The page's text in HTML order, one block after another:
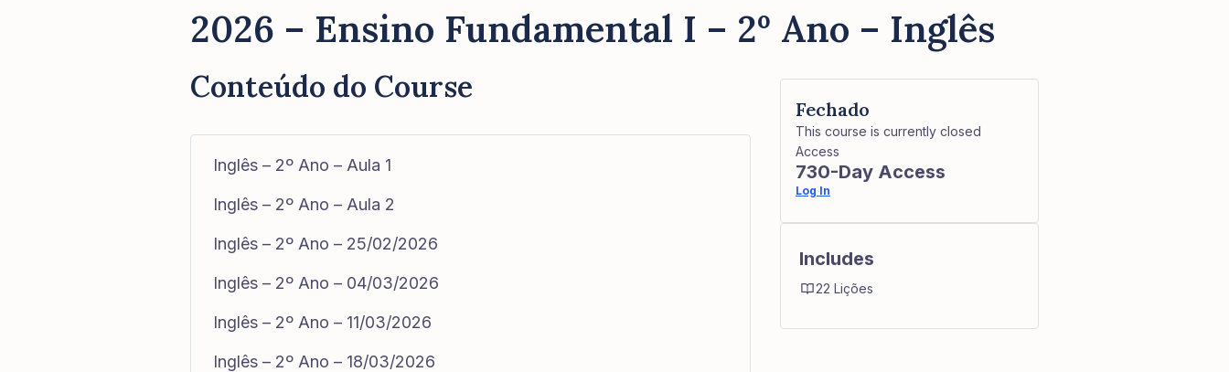
2026 – Ensino Fundamental I – 2º Ano – Inglês
Conteúdo do Course
Inglês – 2º Ano – Aula 1
Inglês – 2º Ano – Aula 2
Inglês – 2º Ano – 25/02/2026
Inglês – 2º Ano – 04/03/2026
Inglês – 2º Ano – 11/03/2026
Inglês – 2º Ano – 18/03/2026
Fechado
This course is currently closed
Access
730-Day Access
Log In
Includes
22 Lições